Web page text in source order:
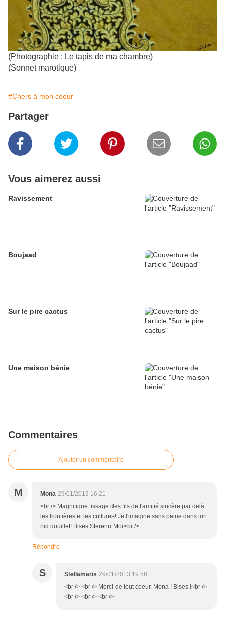
(Photographie : Le tapis de ma chambre)
(Sonnet marotique)
#Chers à mon coeur
Partager
Vous aimerez aussi
Ravissement
Boujaad
Sur le pire cactus
Une maison bénie
Commentaires
Ajouter un commentaire
M Mona 29/01/2013 16:21
<br /> Magnifique tissage des fils de l'amitié sincère par delà
les frontières et les cultures! Je l'imagine sans peine dans ton
nid douillet! Bises Sterenn Mor<br />
Répondre
S Stellamaris 29/01/2013 19:56
<br /> <br /> Merci de tout coeur, Mona ! Bises !<br />
<br /> <br /> <br />